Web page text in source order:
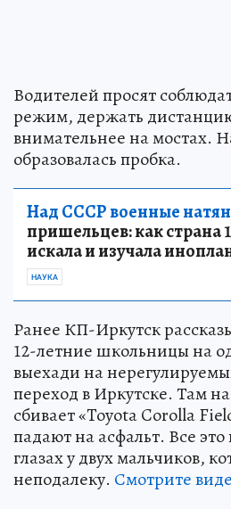
Водителей просят
режим, держать
внимательнее на мостах.
образовалась пробка.
Над СССР военные
пришельцев: как страна
искала и изучала
НАУКА
Ранее КП-Иркутск
12-летние школьницы на
выехади на
переход в Иркутске. Там
сбивает «Toyota Corolla
падают на асфальт. Все
глазах у двух мальчиков,
неподалеку. Смотрите